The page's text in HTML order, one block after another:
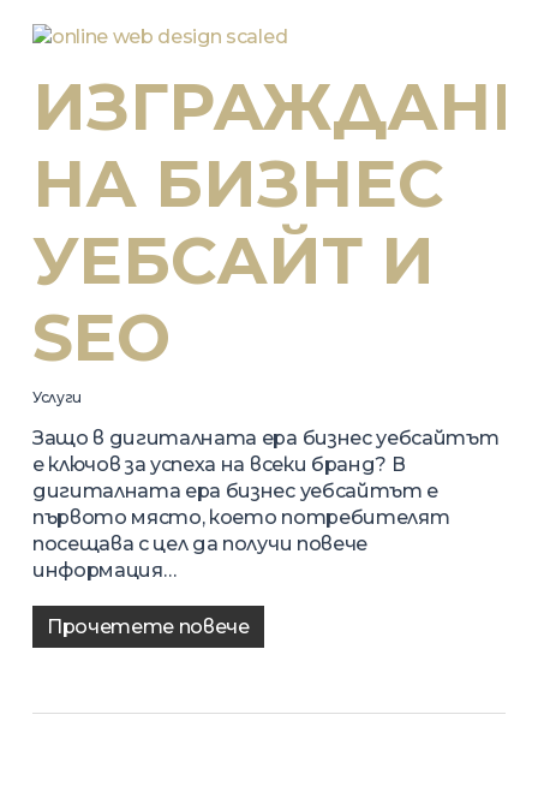
ИЗГРАЖДАНЕ
НА БИЗНЕС
УЕБСАЙТ И
SEO
Услуги
Защо в дигиталната ера бизнес уебсайтът
е ключов за успеха на всеки бранд? В
дигиталната ера бизнес уебсайтът е
първото място, което потребителят
посещава с цел да получи повече
информация…
Прочетете повече